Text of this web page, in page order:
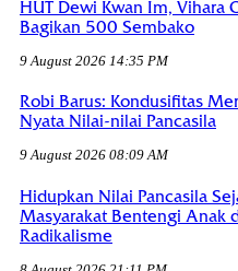
HUT Dewi Kwan Im, Vihara
Bagikan 500 Sembako
9 August 2026 14:35 PM
Robi Barus: Kondusifitas
Nyata Nilai-nilai Pancasila
9 August 2026 08:09 AM
Hidupkan Nilai Pancasila
Masyarakat Bentengi Anak
Radikalisme